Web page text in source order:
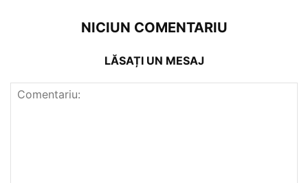
NICIUN COMENTARIU
LĂSAȚI UN MESAJ